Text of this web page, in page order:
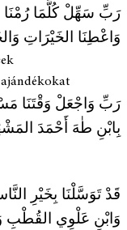
رَبِّ سَهِّلْ كُلَّمَا رُمْنَا
وَاعْطِنَا الخَيْرَاتِ
رَبِّ وَاجْعَلْ وَقْتَنَا
بِابْنِ طٰهَ أَحْمَدَ
قَدْ تَوَسَّلْنَا بِخَيْرِ
وَابْنِ عَلْوِي القُطْبِ